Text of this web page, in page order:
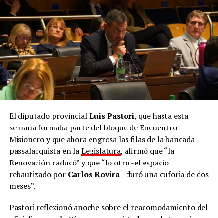
enfatizó.
“En 2027 Misiones elige, y nosotros vamos a
presentar una alternativa política clara, con
profesionales con formación y preparación
“, aseguró
Núñez durante la apertura. “Estamos preparando a los
dirigentes y equipos técnicos que van a ocupar los
lugares que hoy están dominados por la improvisación,
el descontrol y la negligencia. Una Misiones mejor es
posible, y hoy empezamos a construirla”, remarcó.
De cara al proceso electoral, el presidente del partido
fue tajante sobre los adversarios locales: “La mona,
aunque se vista de seda, mona queda. Van a ponerse el
nombre que quieran, a cambiarse de nombre, pero
representan lo mismo. Nosotros somos lo opuesto,
responsabilidad de construir una alternativa clara que
El diputado provincialLuis Pastori, que hasta esta
semana formaba parte del bloque de Encuentro
Misionero y que ahora engrosa las filas de la bancada
passalacquista en laLegislatura, afirmó que “la
Renovación caducó” y que “lo otro -el espacio
rebautizado por Carlos Rovira– duró una euforia de dos
meses”.
Pastori reflexionó anoche sobre el reacomodamiento del